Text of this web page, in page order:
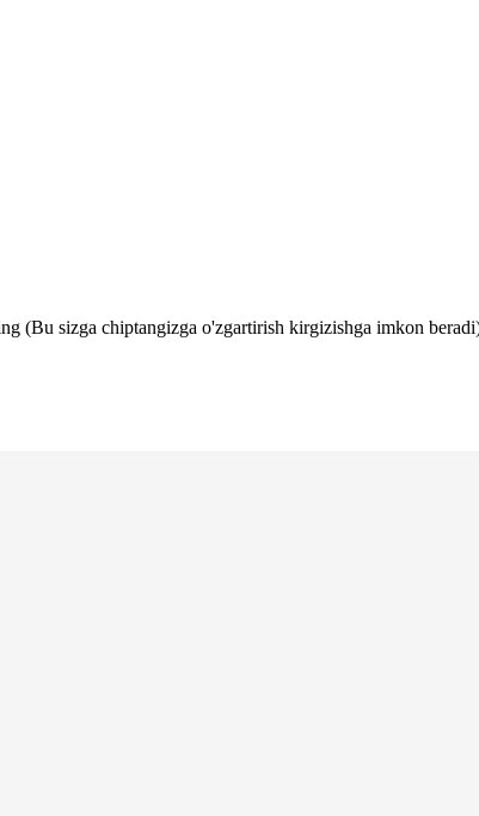
(Bu sizga chiptangizga o'zgartirish kirgizishga imkon